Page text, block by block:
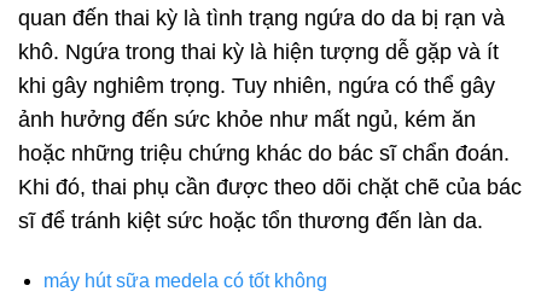
quan đến thai kỳ là tình trạng ngứa do da bị rạn và
khô. Ngứa trong thai kỳ là hiện tượng dễ gặp và ít
khi gây nghiêm trọng. Tuy nhiên, ngứa có thể gây
ảnh hưởng đến sức khỏe như mất ngủ, kém ăn
hoặc những triệu chứng khác do bác sĩ chẩn đoán.
Khi đó, thai phụ cần được theo dõi chặt chẽ của bác
sĩ để tránh kiệt sức hoặc tổn thương đến làn da.
máy hút sữa medela có tốt không